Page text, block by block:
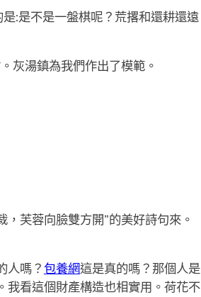
:是不是一盤棋呢？荒撂和還耕還遠
灰湯鎮為我們作出了模範。
芙蓉向臉雙方開”的美好詩句來。
人嗎？包養網這是真的嗎？那個人是
我看這個財產構造也相實用。荷花不